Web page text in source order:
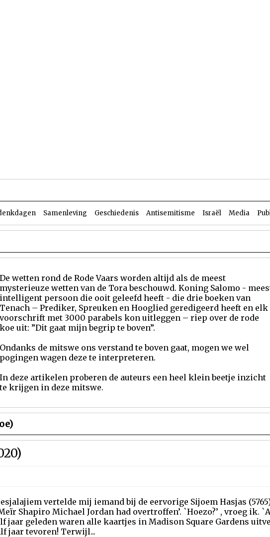
Samenleving Geschiedenis Antisemitisme Israël Media
De wetten rond de Rode Vaars worden altijd als de meest
mysterieuze wetten van de Tora beschouwd. Koning Salomo -
intelligent persoon die ooit geleefd heeft - die drie boeken van
Tenach – Prediker, Spreuken en Hooglied geredigeerd heeft en elk
voorschrift met 3000 parabels kon uitleggen – riep over de rode
koe uit: ”Dit gaat mijn begrip te boven”.
Ondanks de mitswe ons verstand te boven gaat, mogen we wel
pogingen wagen deze te interpreteren.
In deze artikelen proberen de auteurs een heel klein beetje inzicht
krijgen in deze mitswe.
vertelde mij iemand bij de eervorige Sijoem Hasjas
Shapiro Michael Jordan had overtroffen’. `Hoezo?’ , vroeg ik.
jaar geleden waren alle kaartjes in Madison Square Gardens
jaar tevoren! Terwijl...